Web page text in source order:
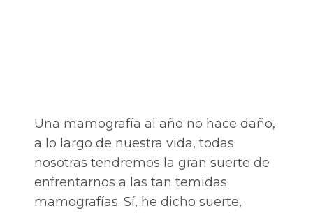
Una mamografía al año no hace daño,
a lo largo de nuestra vida, todas
nosotras tendremos la gran suerte de
enfrentarnos a las tan temidas
mamografías. Sí, he dicho suerte,